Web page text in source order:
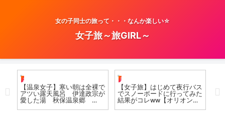
女の子同士の旅って・・・なんか楽しい☆
女子旅～旅GIRL～
な
浴
お風呂女子こての
【温泉女子】寒い朝は全裸で
アツい露天風呂 伊達政宗が
愛した湯 秋保温泉郷
日帰り
【女子旅】はじめて夜行バス
でスノーボードに行ってみた
結果がコレww【オリオンツ
温
去